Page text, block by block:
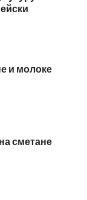
и молоке
сметане